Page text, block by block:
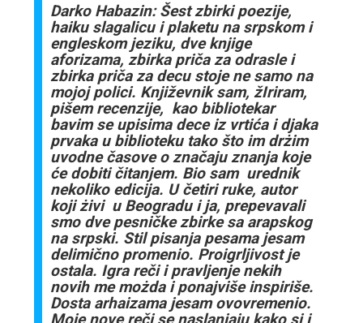
Darko Habazin: Šest zbirki poezije,
haiku slagalicu i plaketu na srpskom i
engleskom jeziku, dve knjige
aforizama, zbirka priča za odrasle i
zbirka priča za decu stoje ne samo na
mojoj polici. Književnik sam, žIriram,
pišem recenzije, kao bibliotekar
bavim se upisima dece iz vrtića i djaka
prvaka u biblioteku tako što im drżim
uvodne časove o značaju znanja koje
će dobiti čitanjem. Bio sam urednik
nekoliko edicija. U četiri ruke, autor
koji żivi u Beogradu i ja, prepevavali
smo dve pesničke zbirke sa arapskog
na srpski. Stil pisanja pesama jesam
delimično promenio. Proigrljivost je
ostala. Igra reči i pravljenje nekih
novih me możda i ponajviše inspiriše.
Dosta arhaizama jesam ovovremenio.
Moje nove reči se naslanjaju kako si i